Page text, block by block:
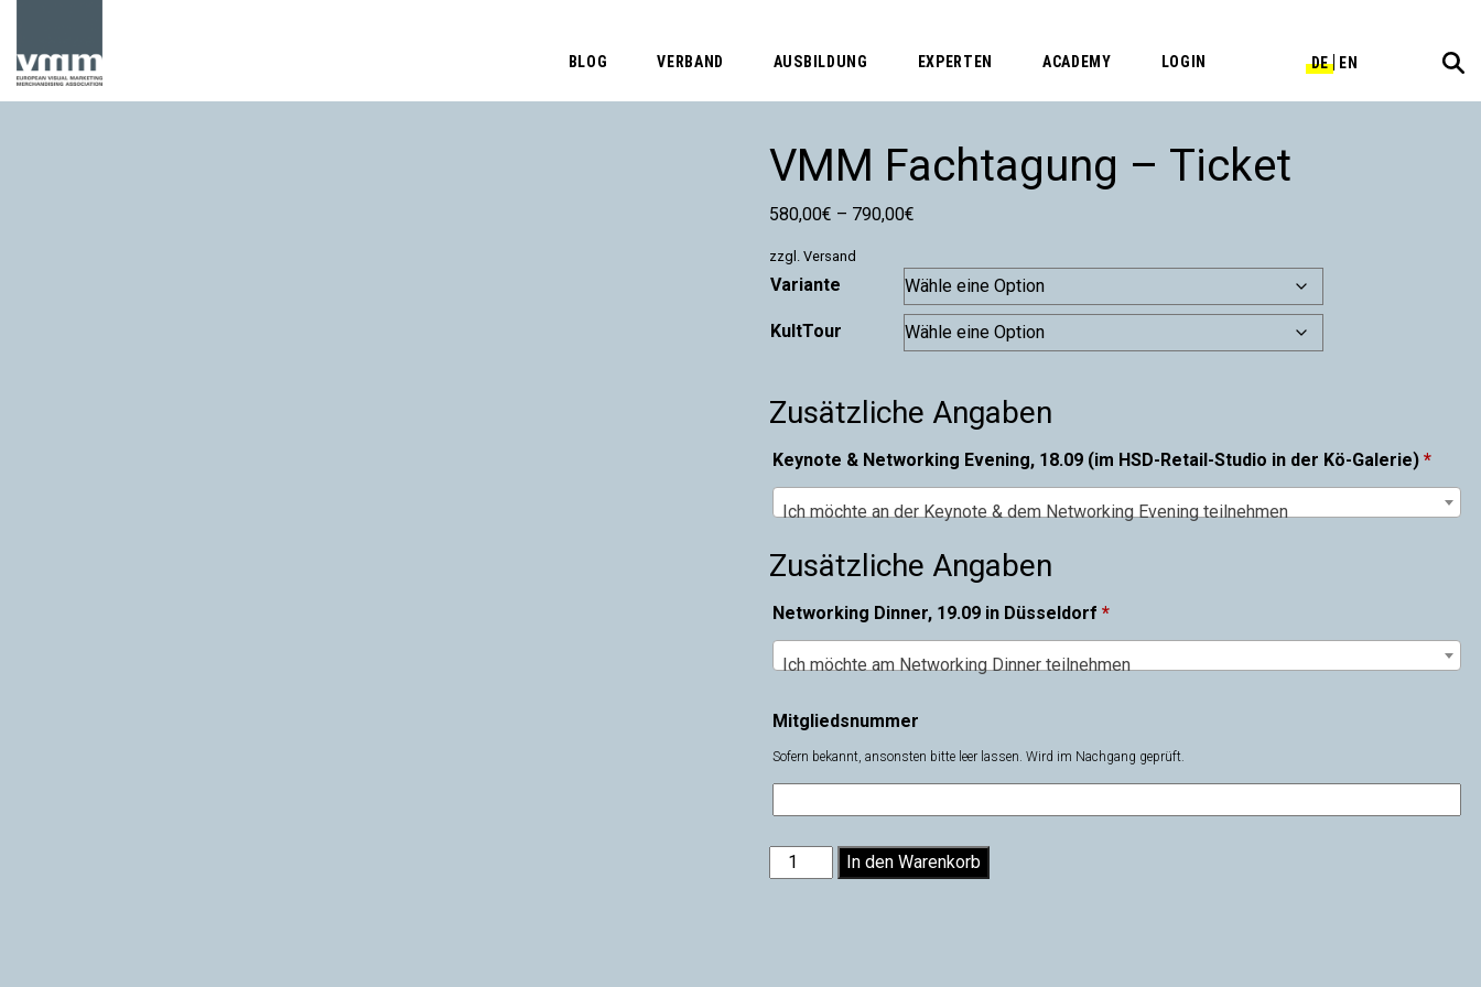
BLOG VERBAND AUSBILDUNG EXPERTEN ACADEMY LOGIN DE EN
VMM Fachtagung – Ticket
580,00€ – 790,00€
zzgl.Versand
Variante
KultTour
Zusätzliche Angaben
Keynote & Networking Evening, 18.09 (im HSD-Retail-Studio in der Kö-Galerie)*
Ich möchte an der Keynote & dem Networking Evening teilnehmen
Zusätzliche Angaben
Networking Dinner, 19.09 in Düsseldorf*
Ich möchte am Networking Dinner teilnehmen
Mitgliedsnummer
Sofern bekannt, ansonsten bitte leer lassen. Wird im Nachgang geprüft.
VMM
Fachtagung
In den Warenkorb